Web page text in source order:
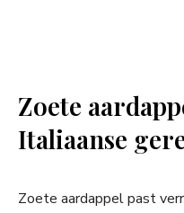
Zoete
Italiaanse
Zoete aardappel past